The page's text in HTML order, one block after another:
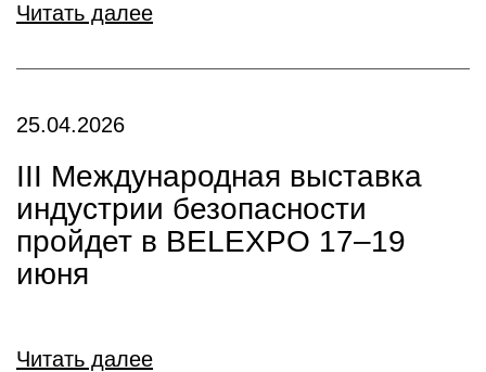
Читать далее
25.04.2026
III Международная выставка
индустрии безопасности
пройдет в BELEXPO 17–19
июня
Читать далее